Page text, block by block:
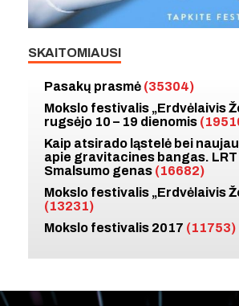
SKAITOMIAUSI
Pasakų prasmė (35304)
Mokslo festivalis „Erdvėlaivis
rugsėjo 10 – 19 dienomis
Kaip atsirado ląstelė bei
apie gravitacines bangas.
Smalsumo genas (16682)
Mokslo festivalis „Erdvėlaivis
(13231)
Mokslo festivalis 2017 (11753)